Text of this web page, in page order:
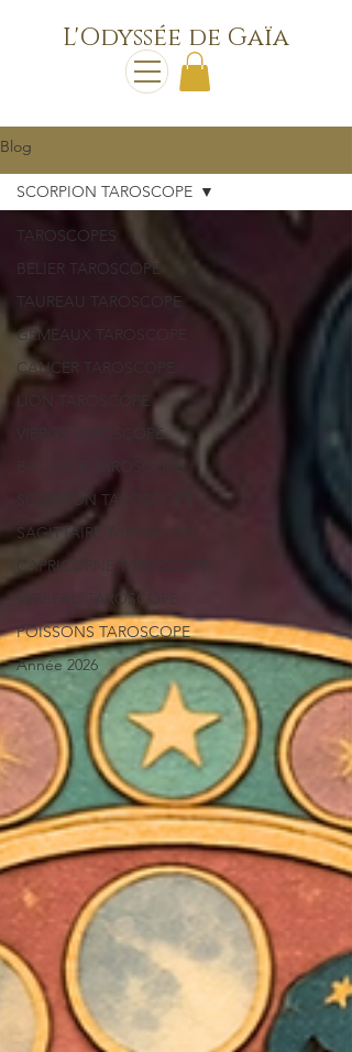
L'Odyssée de Gaïa
Blog
TAROSCOPES
BELIER TAROSCOPE
TAUREAU TAROSCOPE
GEMEAUX TAROSCOPE
CANCER TAROSCOPE
LION TAROSCOPE
VIERGE TAROSCOPE
BALANCE TAROSCOPE
SCORPION TAROSCOPE
SAGITTAIRE TAROSCOPE
CAPRICORNE TAROSCOPE
VERSEAU TAROSCOPE
POISSONS TAROSCOPE
Année 2026
SCORPION TAROSCOPE